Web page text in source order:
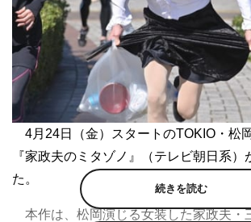
4月24日（金）スタートのTOKIO・松
『家政夫のミタゾノ』（テレビ朝日系）
た。
本作は、松岡演じる女装した家政夫・
続きを読む